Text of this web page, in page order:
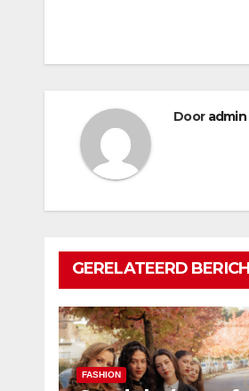
Door admin
GERELATEERD
FASHION